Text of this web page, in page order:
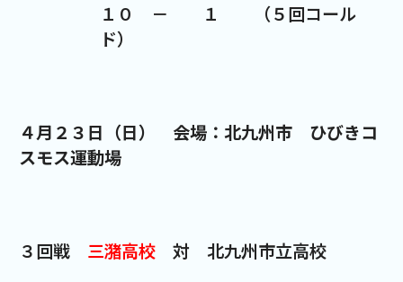
１０ － １ （５回コール
ド）
４月２３日（日） 会場：北九州市 ひびきコ
スモス運動場
３回戦 三潴高校 対 北九州市立高校